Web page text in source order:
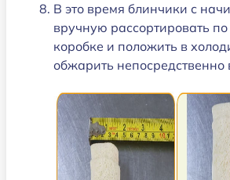
В это время блинчики с
вручную рассортировать
коробке и положить в
обжарить